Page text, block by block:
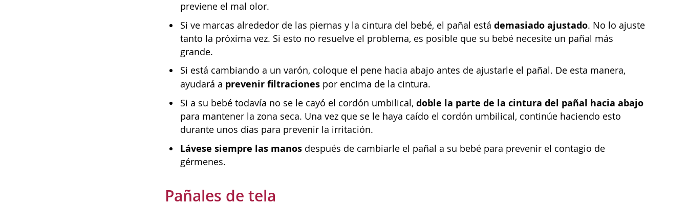
previene el mal olor.
Si ve marcas alrededor de las piernas y la cintura del bebé, el pañal está demasiado ajustado. No lo ajuste
tanto la próxima vez. Si esto no resuelve el problema, es posible que su bebé necesite un pañal más
grande.
Si está cambiando a un varón, coloque el pene hacia abajo antes de ajustarle el pañal. De esta manera,
ayudará a prevenir filtraciones por encima de la cintura.
Si a su bebé todavía no se le cayó el cordón umbilical, doble la parte de la cintura del pañal hacia abajo
para mantener la zona seca. Una vez que se le haya caído el cordón umbilical, continúe haciendo esto
durante unos días para prevenir la irritación.
Lávese siempre las manos después de cambiarle el pañal a su bebé para prevenir el contagio de
gérmenes.
Pañales de tela